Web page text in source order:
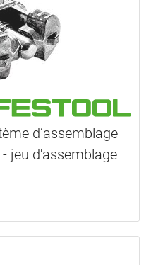
d’assemblage
jeu d'assemblage